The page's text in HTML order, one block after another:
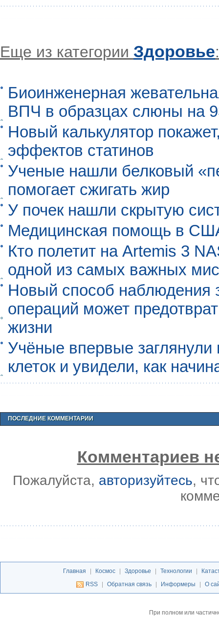
Еще из категории Здоровье:
Биоинженерная
ВПЧ в образцах слюны на
Новый калькулятор
эффектов статинов
Ученые нашли белковый
помогает сжигать жир
У почек нашли скрытую
Медицинская помощь в
Кто полетит на Artemis 3
одной из самых важных
Новый способ наблюдения
операций может
жизни
Учёные впервые
клеток и увидели, как
ПОСЛЕДНИЕ КОММЕНТАРИИ
Комментариев
Пожалуйста, авторизуйтесь,
Главная | Космос | Здоровье | Технологии |
RSS
| Обратная связь | Информеры | О
При полном или